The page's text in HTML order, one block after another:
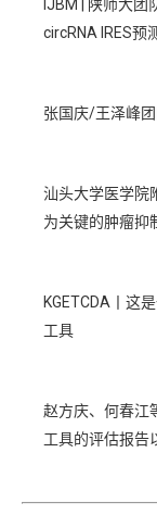
IJBM | 陕师大团
circRNA IRES预
张国庆/王泽峰
汕头大学医学院
为关键的肿瘤抑
KGETCDA丨这
工具
赵方庆、何春江
工具的评估报告